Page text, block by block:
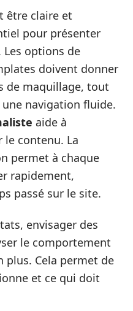
être claire et
pour présenter
options de
doivent donner
de maquillage, tout
navigation fluide.
aide à
le contenu. La
permet à chaque
rapidement,
passé sur le site.
envisager des
le comportement
plus. Cela permet de
et ce qui doit